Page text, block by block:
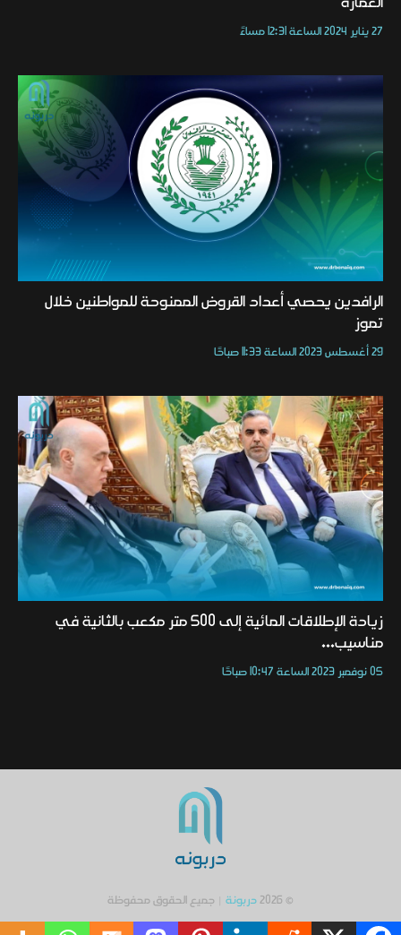
27 يناير 2024 الساعة 12:31 مساءً
الرافدين يحصي أعداد القروض الممنوحة للمواطنين خلال
تموز
29 أغسطس 2023 الساعة 11:33 صباحًا
زيادة الإطلاقات المائية إلى 500 متر مكعب بالثانية في
مناسيب...
05 نوفمبر 2023 الساعة 10:47 صباحًا
© 2026 دربونة | جميع الحقوق محفوظة